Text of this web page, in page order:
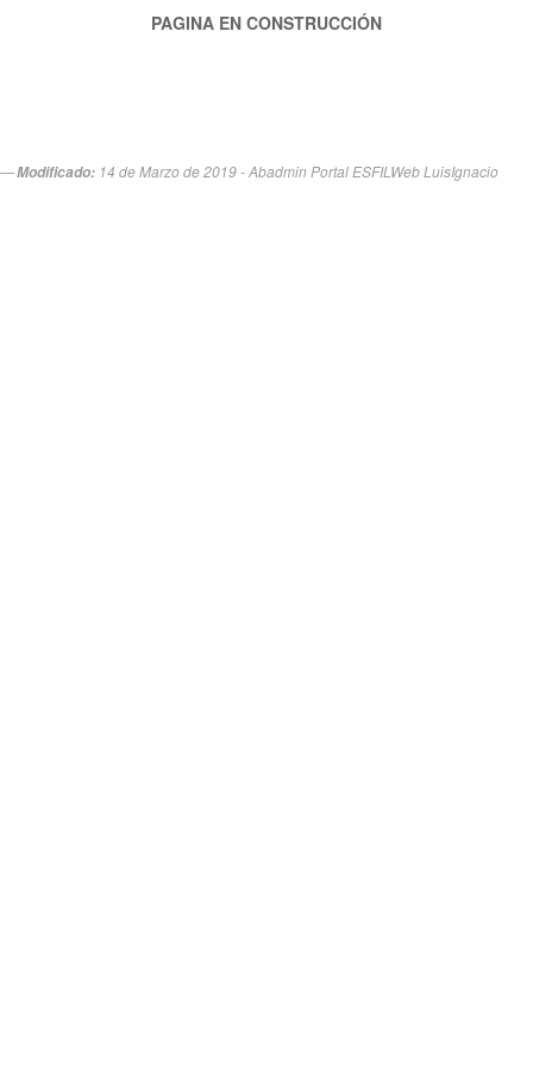
PAGINA EN CONSTRUCCIÓN
Modificado: 14 de Marzo de 2019 - Abadmin Portal ESFILWeb LuisIgnacio